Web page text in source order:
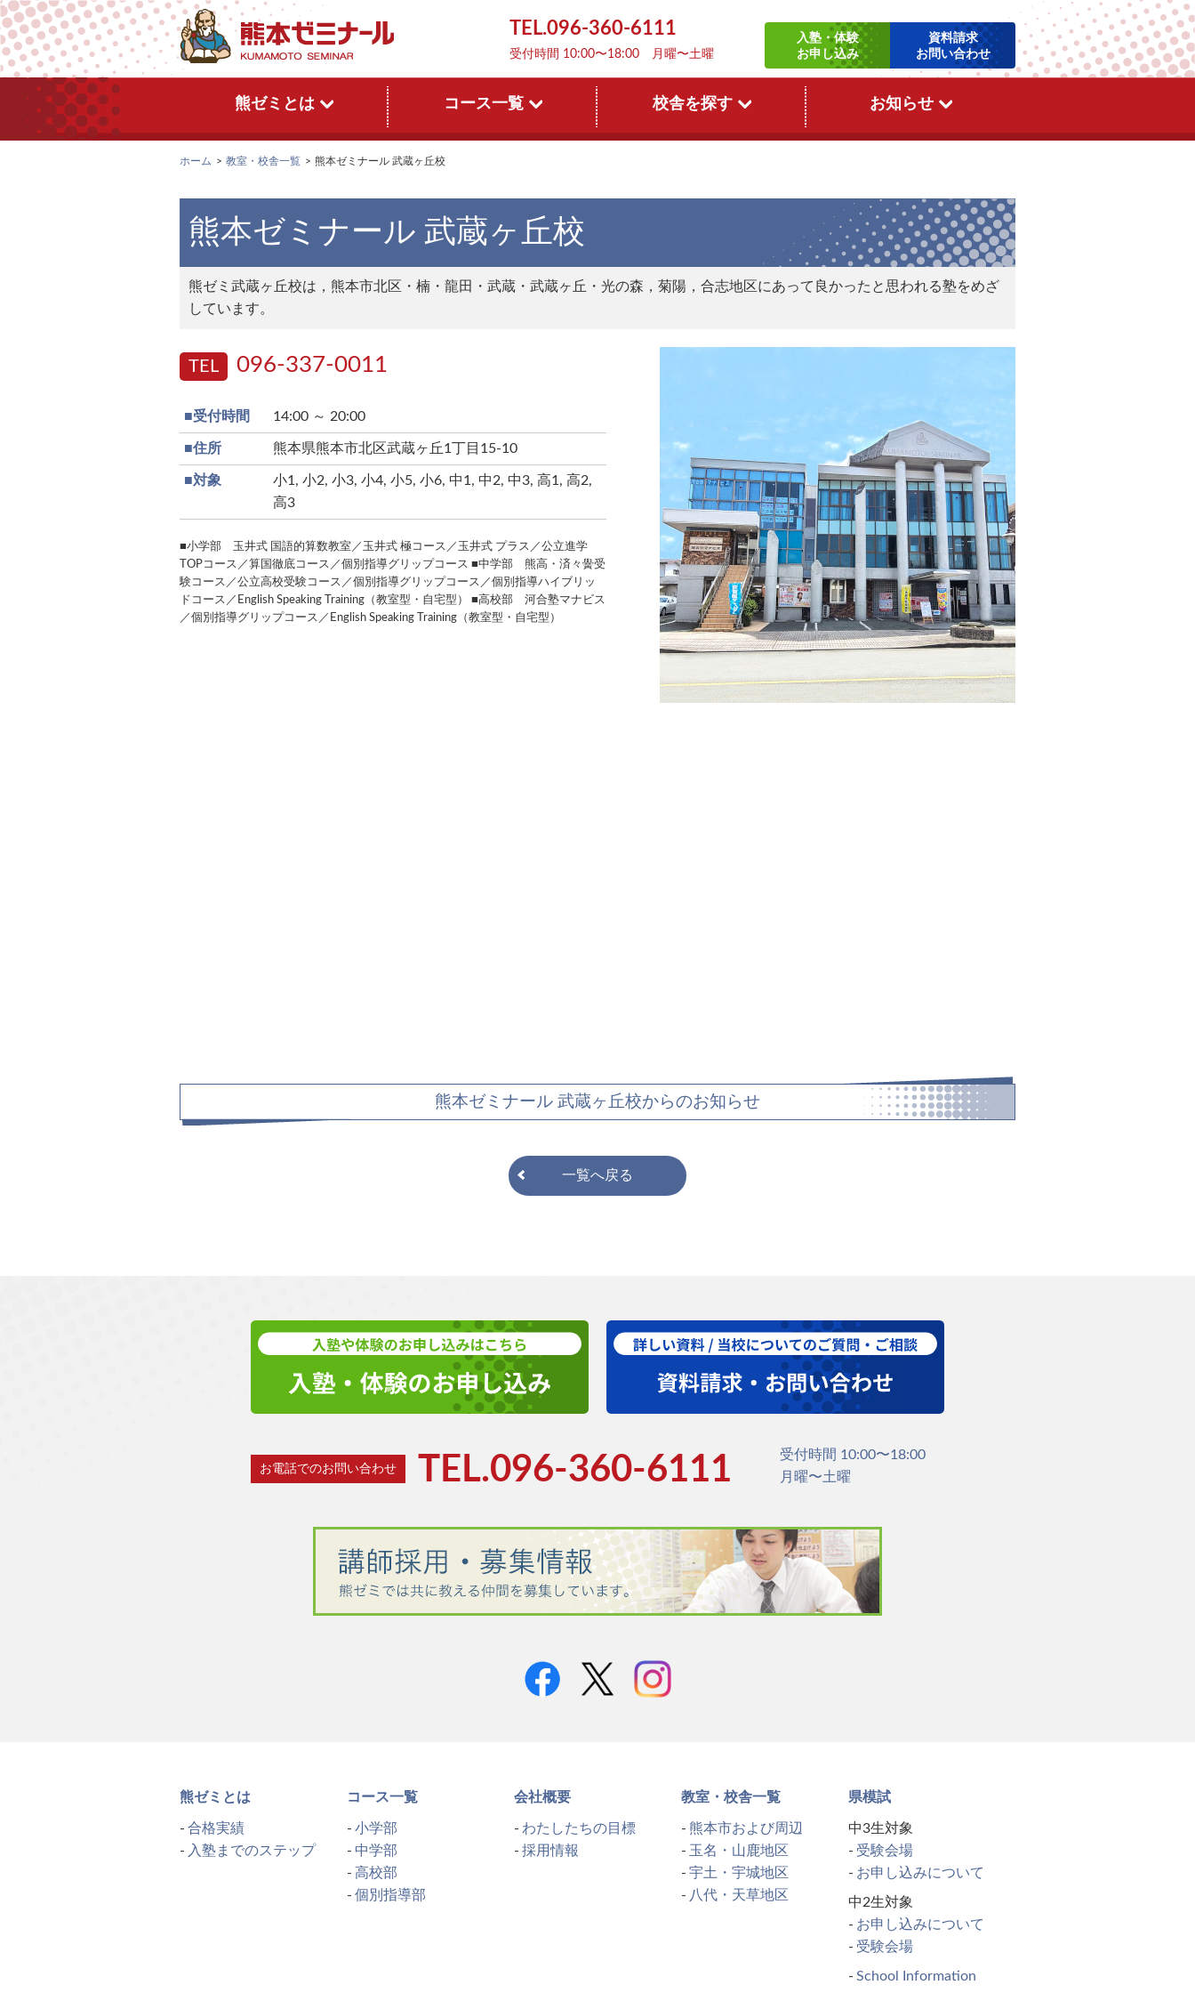
TEL.096-360-6111
受付時間 10:00〜18:00 月曜〜土曜
熊ゼミとは コース一覧 校舎を探す お知らせ
ホーム 教室・校舎一覧 熊本ゼミナール 武蔵ヶ丘校
熊本ゼミナール 武蔵ヶ丘校
熊ゼミ武蔵ヶ丘校は，熊本市北区・楠・龍田・武蔵・武蔵ヶ丘・光の森，菊陽，合志地区にあって良かったと思われる塾をめざ
しています。
TEL 096-337-0011
■受付時間 14:00 ～ 20:00
■住所 熊本県熊本市北区武蔵ヶ丘1丁目15-10
■対象
小1, 小2, 小3, 小4, 小5, 小6, 中1, 中2, 中3, 高1, 高2,
高3
■小学部 玉井式 国語的算数教室／玉井式 極コース／玉井式 プラス／公立進学
TOPコース／算国徹底コース／個別指導グリップコース ■中学部 熊高・済々黌受
験コース／公立高校受験コース／個別指導グリップコース／個別指導ハイブリッ
ドコース／English Speaking Training（教室型・自宅型） ■高校部 河合塾マナビス
／個別指導グリップコース／English Speaking Training（教室型・自宅型）
熊本ゼミナール 武蔵ヶ丘校からのお知らせ
一覧へ戻る
お電話でのお問い合わせ TEL.096-360-6111
受付時間 10:00〜18:00
月曜〜土曜
熊ゼミとは
合格実績
入塾までのステップ
コース一覧
小学部
中学部
高校部
個別指導部
会社概要
わたしたちの目標
採用情報
教室・校舎一覧
熊本市および周辺
玉名・山鹿地区
宇土・宇城地区
八代・天草地区
県模試
中3生対象
受験会場
お申し込みについて
中2生対象
お申し込みについて
受験会場
School Information